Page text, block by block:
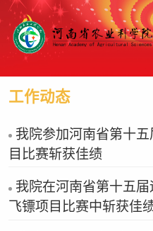
工作动态
我院参加河南省第十
目比赛斩获佳绩
我院在河南省第十五
飞镖项目比赛中斩获佳